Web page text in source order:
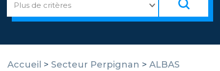
Accueil > Secteur Perpignan > ALBAS